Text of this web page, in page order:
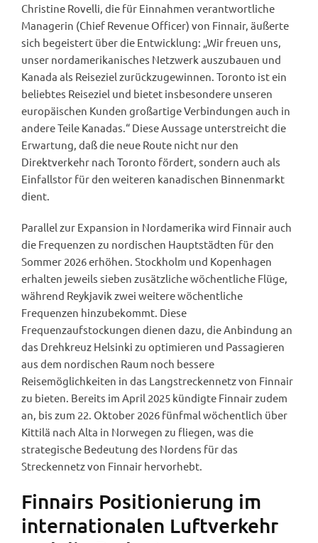
Christine Rovelli, die für Einnahmen verantwortliche
Managerin (Chief Revenue Officer) von Finnair, äußerte
sich begeistert über die Entwicklung: „Wir freuen uns,
unser nordamerikanisches Netzwerk auszubauen und
Kanada als Reiseziel zurückzugewinnen. Toronto ist ein
beliebtes Reiseziel und bietet insbesondere unseren
europäischen Kunden großartige Verbindungen auch in
andere Teile Kanadas.“ Diese Aussage unterstreicht die
Erwartung, daß die neue Route nicht nur den
Direktverkehr nach Toronto fördert, sondern auch als
Einfallstor für den weiteren kanadischen Binnenmarkt
dient.
Parallel zur Expansion in Nordamerika wird Finnair auch
die Frequenzen zu nordischen Hauptstädten für den
Sommer 2026 erhöhen. Stockholm und Kopenhagen
erhalten jeweils sieben zusätzliche wöchentliche Flüge,
während Reykjavik zwei weitere wöchentliche
Frequenzen hinzubekommt. Diese
Frequenzaufstockungen dienen dazu, die Anbindung an
das Drehkreuz Helsinki zu optimieren und Passagieren
aus dem nordischen Raum noch bessere
Reisemöglichkeiten in das Langstreckennetz von Finnair
zu bieten. Bereits im April 2025 kündigte Finnair zudem
an, bis zum 22. Oktober 2026 fünfmal wöchentlich über
Kittilä nach Alta in Norwegen zu fliegen, was die
strategische Bedeutung des Nordens für das
Streckennetz von Finnair hervorhebt.
Finnairs Positionierung im
internationalen Luftverkehr